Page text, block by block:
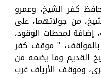
كفر الشيخ، وعمرو
من جولاتهما، على
إضافة لمحطات الوقود،
بالمواقف، " موقف كفر
القديم وما يضمه من
وموقف الأرياف غرب